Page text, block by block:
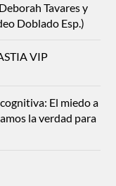
Tavares y
Doblado Esp.)
VIP
El miedo a
la verdad para